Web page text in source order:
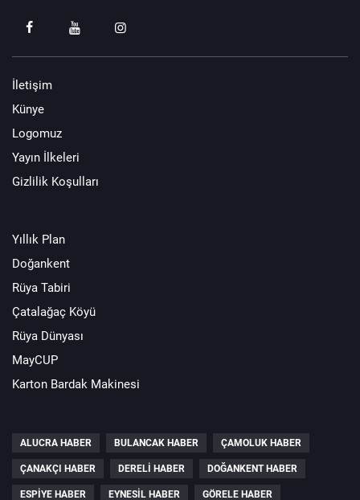
İletişim
Künye
Logomuz
Yayın İlkeleri
Gizlilik Koşulları
Yıllık Plan
Doğankent
Rüya Tabiri
Çatalağaç Köyü
Rüya Dünyası
MayCUP
Karton Bardak Makinesi
ALUCRA HABER BULANCAK HABER ÇAMOLUK HABER
ÇANAKÇI HABER DERELI HABER DOĞANKENT HABER
ESPIYE HABER EYNESIL HABER GÖRELE HABER